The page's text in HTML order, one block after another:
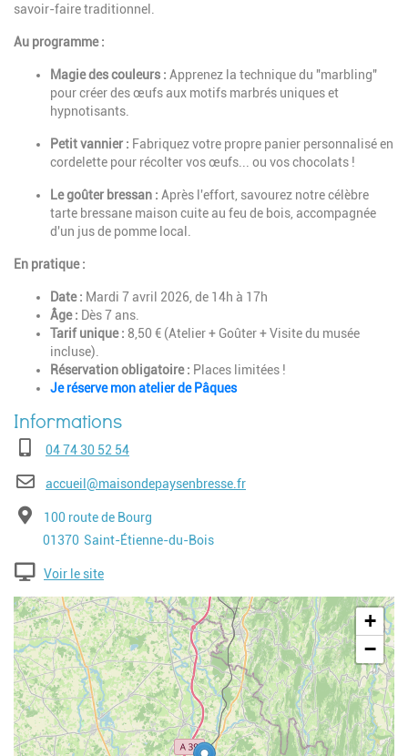
savoir-faire traditionnel.
Au programme :
Magie des couleurs : Apprenez la technique du "marbling"
pour créer des œufs aux motifs marbrés uniques et
hypnotisants.
Petit vannier : Fabriquez votre propre panier personnalisé en
cordelette pour récolter vos œufs... ou vos chocolats !
Le goûter bressan : Après l'effort, savourez notre célèbre
tarte bressane maison cuite au feu de bois, accompagnée
d'un jus de pomme local.
En pratique :
Date : Mardi 7 avril 2026, de 14h à 17h
Âge : Dès 7 ans.
Tarif unique : 8,50 € (Atelier + Goûter + Visite du musée
incluse).
Réservation obligatoire : Places limitées !
Je réserve mon atelier de Pâques
Téléphone04 74 30 52 54
E-mailaccueil@maisondepaysenbresse.fr
Adresse100 route de Bourg
Code postal
01370 Ville
Saint-Étienne-du-Bois
Voir le site
Geolocalisation
+
−